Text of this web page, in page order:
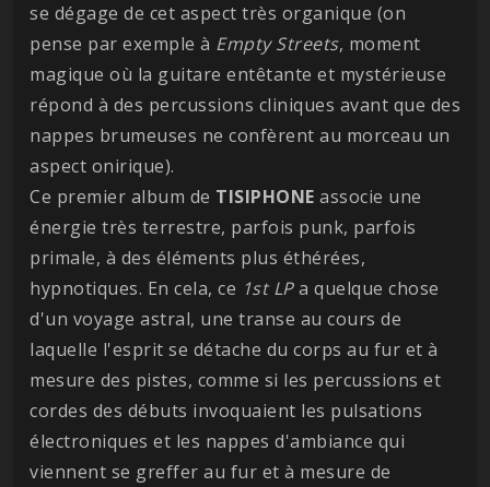
se dégage de cet aspect très organique (on
pense par exemple à Empty Streets, moment
magique où la guitare entêtante et mystérieuse
répond à des percussions cliniques avant que des
nappes brumeuses ne confèrent au morceau un
aspect onirique).
Ce premier album de TISIPHONE associe une
énergie très terrestre, parfois punk, parfois
primale, à des éléments plus éthérées,
hypnotiques. En cela, ce 1st LPa quelque chose
d'un voyage astral, une transe au cours de
laquelle l'esprit se détache du corps au fur et à
mesure des pistes, comme si les percussions et
cordes des débuts invoquaient les pulsations
électroniques et les nappes d'ambiance qui
viennent se greffer au fur et à mesure de